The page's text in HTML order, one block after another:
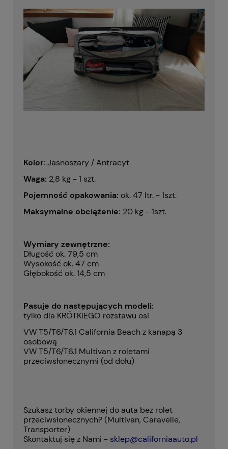
Kolor: Jasnoszary / Antracyt
Waga: 2,8 kg - 1 szt.
Pojemność opakowania: ok. 47 ltr. - 1szt.
Maksymalne obciążenie: 20 kg - 1szt.
Wymiary zewnętrzne:
Długość ok. 79,5 cm
Wysokość ok. 47 cm
Głębokość ok. 14,5 cm
Pasuje do następujących modeli:
tylko dla KRÓTKIEGO rozstawu osi
VW T5/T6/T6.1 California Beach z kanapą 3
osobową
VW T5/T6/T6.1 Multivan z roletami
przeciwsłonecznymi (od dołu)
Szukasz torby okiennej do auta bez rolet
przeciwsłonecznych? (Multivan, Caravelle,
Transporter)
Skontaktuj się z Nami - sklep@californiaauto.pl